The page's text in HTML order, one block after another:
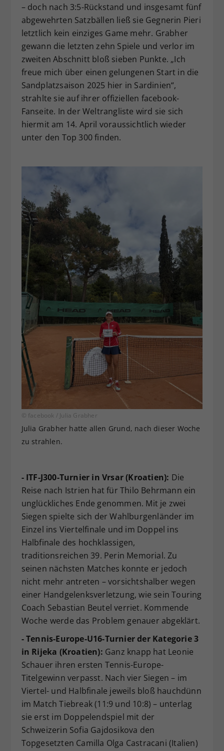
– doch nach 3:5-Rückstand und insgesamt fünf
abgewehrten Satzbällen ließ sie Gegnerin Pieri
letztlich kein einziges Game mehr. Grabher
gewann die letzten zehn Spiele und verlor im
zweiten Abschnitt bloß sieben Punkte. „Ich
freue mich über einen gelungenen Start in die
Sandplatzsaison 2025 hier in Sardinien“,
strahlte sie auf ihrer offiziellen facebook-
Fanseite. In der Weltrangliste wird sie sich
hiermit am 14. April voraussichtlich wieder
unter den Top 300 finden.
© facebook / Julia Grabher
Julia Grabher hatte allen Grund, nach dieser Woche
zu strahlen.
- ITF-J300-Turnier in Vrsar (Kroatien): Die
Reise nach Istrien hat für Thilo Behrmann ein
unglückliches Ende genommen. Mit je zwei
Siegen spielte sich der Wahlburgenländer im
Einzel ins Viertelfinale und im Doppel ins
Halbfinale des hochklassigen,
traditionsreichen 39. Perin Memorial. Zu
seinen nächsten Matches konnte er jedoch
nicht mehr antreten – vorsichtshalber wegen
einer Handgelenksverletzung, wie sein Touring
Coach Sebastian Beutel verriet. Kommende
Woche werde das Problem genauer abgeklärt.
- Tennis-Europe-U16-Turnier der Kategorie 3
in Rijeka (Kroatien): Ganz knapp hat Leonie
Schauer ihren ersten Tennis-Europe-
Titelgewinn verpasst. Nach vier Siegen – im
Viertel- und Halbfinale jeweils bloß hauchdünn
im Match Tiebreak (11:9 und 10:8) – unterlag
sie erst im Doppelendspiel mit der
Schweizerin Sofia Gajdosikova den
Topgesetzten Camilla Olga Castracani (Italien)